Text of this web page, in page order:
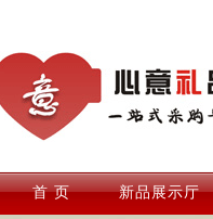
首 页 新品展示厅